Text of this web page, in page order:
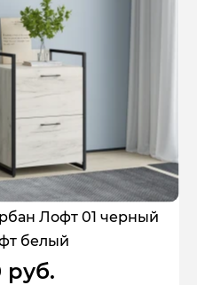
Лофт 01 черный
белый
руб.